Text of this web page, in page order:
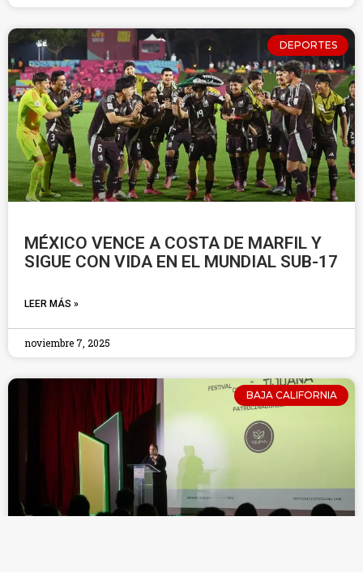
DEPORTES
MÉXICO VENCE A COSTA DE MARFIL Y
SIGUE CON VIDA EN EL MUNDIAL SUB-17
LEER MÁS »
noviembre 7, 2025
BAJA CALIFORNIA